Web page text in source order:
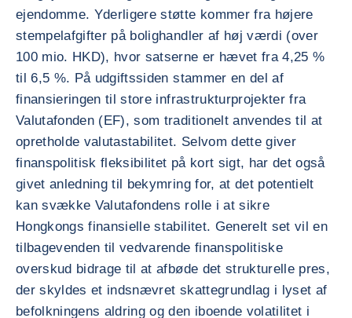
ejendomme. Yderligere støtte kommer fra højere
stempelafgifter på bolighandler af høj værdi (over
100 mio. HKD), hvor satserne er hævet fra 4,25 %
til 6,5 %. På udgiftssiden stammer en del af
finansieringen til store infrastrukturprojekter fra
Valutafonden (EF), som traditionelt anvendes til at
opretholde valutastabilitet. Selvom dette giver
finanspolitisk fleksibilitet på kort sigt, har det også
givet anledning til bekymring for, at det potentielt
kan svække Valutafondens rolle i at sikre
Hongkongs finansielle stabilitet. Generelt set vil en
tilbagevenden til vedvarende finanspolitiske
overskud bidrage til at afbøde det strukturelle pres,
der skyldes et indsnævret skattegrundlag i lyset af
befolkningens aldring og den iboende volatilitet i